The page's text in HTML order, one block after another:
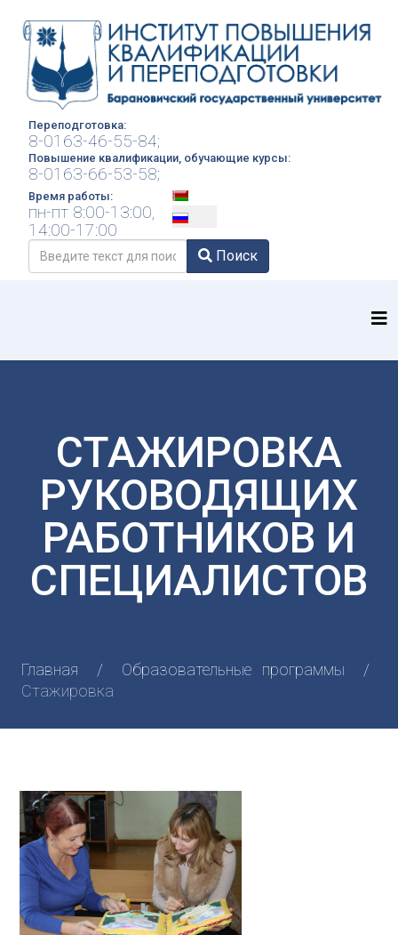
Переподготовка:
8-0163-46-55-84;
Повышение квалификации, обучающие курсы:
8-0163-66-53-58;
Время работы:
пн-пт 8:00-13:00,
14:00-17:00
Выберите язык
Поиск
Поиск
СТАЖИРОВКА
РУКОВОДЯЩИХ
РАБОТНИКОВ И
СПЕЦИАЛИСТОВ
Главная
Образовательные программы
Стажировка